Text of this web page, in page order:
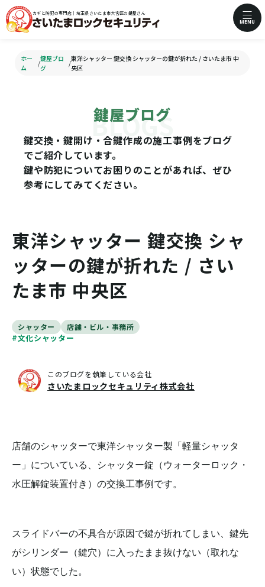
カギと防犯の専門店｜埼玉県さいたま市大宮区の鍵屋さん
MENU
ホー
ム
/
鍵屋ブロ
グ
/
東洋シャッター 鍵交換 シャッターの鍵が折れた / さいたま市 中
央区
鍵屋ブログ
鍵交換・鍵開け・合鍵作成の施工事例をブログ
でご紹介しています。
鍵や防犯についてお困りのことがあれば、ぜひ
参考にしてみてください。
東洋シャッター 鍵交換 シャ
ッターの鍵が折れた / さい
たま市 中央区
シャッター 店舗・ビル・事務所
#文化シャッター
このブログを執筆している会社
さいたまロックセキュリティ株式会社
店舗のシャッターで東洋シャッター製「軽量シャッタ
ー」についている、シャッター錠（ウォーターロック・
水圧解錠装置付き）の交換工事例です。
スライドバーの不具合が原因で鍵が折れてしまい、鍵先
がシリンダー（鍵穴）に入ったまま抜けない（取れな
い）状態でした。